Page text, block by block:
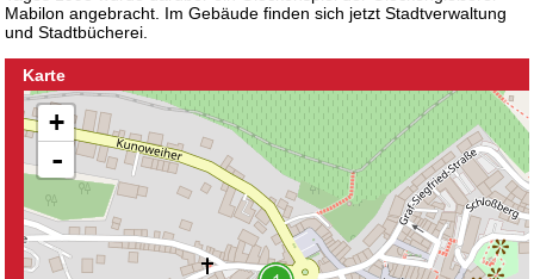
Mabilon angebracht. Im Gebäude finden sich jetzt Stadtverwaltung
und Stadtbücherei.
Karte
+
-